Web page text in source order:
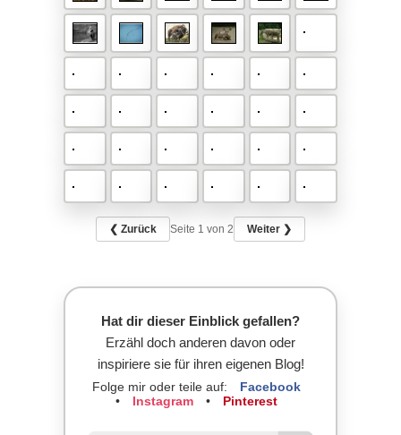
❮ Zurück Seite 1 von 2 Weiter ❯
Hat dir dieser Einblick gefallen?
Erzähl doch anderen davon oder
inspiriere sie für ihren eigenen Blog!
Folge mir oder teile auf:
Facebook
•
Instagram • Pinterest